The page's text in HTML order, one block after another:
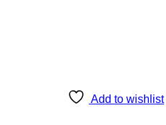
Add to wishlist